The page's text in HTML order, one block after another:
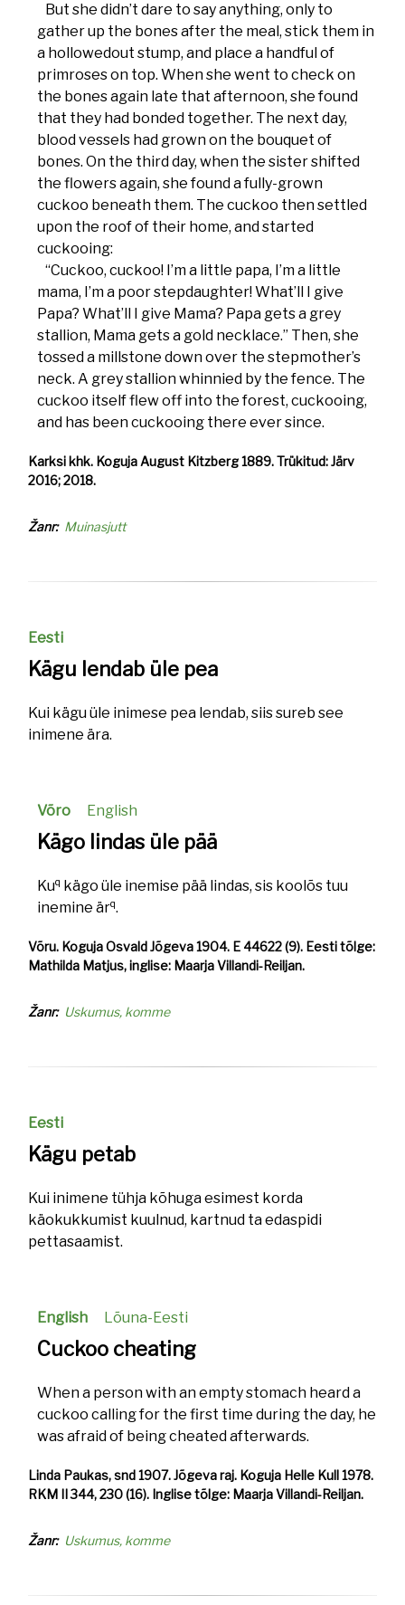
But she didn’t dare to say anything, only to
gather up the bones after the meal, stick them in
a hollowedout stump, and place a handful of
primroses on top. When she went to check on
the bones again late that afternoon, she found
that they had bonded together. The next day,
blood vessels had grown on the bouquet of
bones. On the third day, when the sister shifted
the flowers again, she found a fully-grown
cuckoo beneath them. The cuckoo then settled
upon the roof of their home, and started
cuckooing:
“Cuckoo, cuckoo! I’m a little papa, I’m a little
mama, I’m a poor stepdaughter! What’ll I give
Papa? What’ll I give Mama? Papa gets a grey
stallion, Mama gets a gold necklace.” Then, she
tossed a millstone down over the stepmother’s
neck. A grey stallion whinnied by the fence. The
cuckoo itself flew off into the forest, cuckooing,
and has been cuckooing there ever since.
Karksi khk. Koguja August Kitzberg 1889. Trükitud: Järv
2016; 2018.
Žanr Muinasjutt
Eesti
Kägu lendab üle pea
Kui kägu üle inimese pea lendab, siis sureb see
inimene ära.
Võro English
Kägo lindas üle pää
Kuq kägo üle inemise pää lindas, sis koolõs tuu
inemine ärq.
Võru. Koguja Osvald Jõgeva 1904. E 44622 (9). Eesti tõlge:
Mathilda Matjus, inglise: Maarja Villandi-Reiljan.
Žanr Uskumus, komme
Eesti
Kägu petab
Kui inimene tühja kõhuga esimest korda
käokukkumist kuulnud, kartnud ta edaspidi
pettasaamist.
English Lõuna-Eesti
Cuckoo cheating
When a person with an empty stomach heard a
cuckoo calling for the first time during the day, he
was afraid of being cheated afterwards.
Linda Paukas, snd 1907. Jõgeva raj. Koguja Helle Kull 1978.
RKM II 344, 230 (16). Inglise tõlge: Maarja Villandi-Reiljan.
Žanr Uskumus, komme